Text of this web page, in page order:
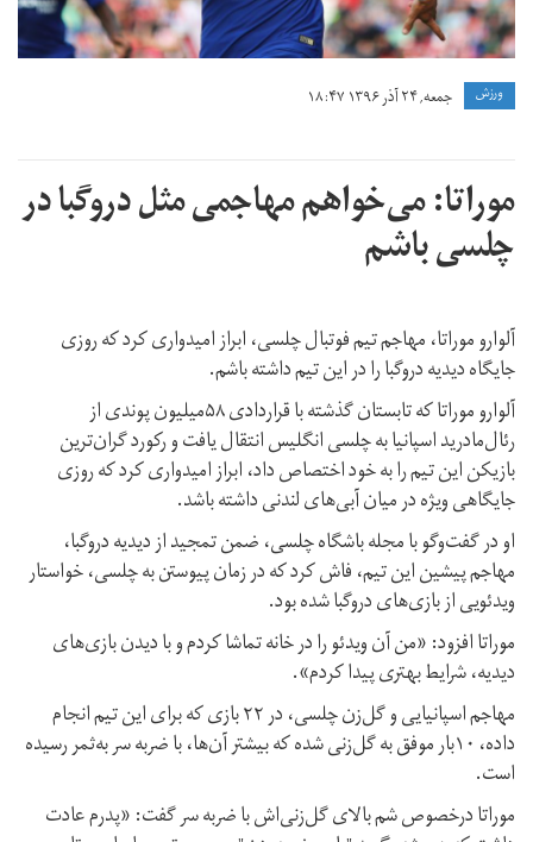
ورزش جمعه, ۲۴ آذر ۱۳۹۶ ۱۸:۴۷
موراتا: می‌خواهم مهاجمی مثل دروگبا در
چلسی باشم
آلوارو موراتا، مهاجم تیم فوتبال چلسی، ابراز امیدواری کرد که روزی
جایگاه دیدیه دروگبا را در این تیم داشته باشم.
آلوارو موراتا که تابستان گذشته با قراردادی ۵۸میلیون پوندی از
رئال‌مادرید اسپانیا به چلسی انگلیس انتقال یافت و رکورد گران‌ترین
بازیکن این تیم را به خود اختصاص داد، ابراز امیدواری کرد که روزی
جایگاهی ویژه در میان آبی‌های لندنی داشته باشد.
او در گفت‌وگو با مجله باشگاه چلسی، ضمن تمجید از دیدیه دروگبا،
مهاجم پیشین این تیم، فاش کرد که در زمان پیوستن به چلسی، خواستار
ویدئویی از بازی‌های دروگبا شده بود.
موراتا افزود: «من آن ویدئو را در خانه تماشا کردم و با دیدن بازی‌های
دیدیه، شرایط بهتری پیدا کردم».
مهاجم اسپانیایی و گل‌زن چلسی، در ۲۲ بازی که برای این تیم انجام
داده، ۱۰بار موفق به گل‌زنی شده که بیشتر آن‌ها، با ضربه سر به‌ثمر رسیده
است.
موراتا درخصوص شم بالای گل‌زنی‌اش با ضربه سر گفت: «پدرم عادت